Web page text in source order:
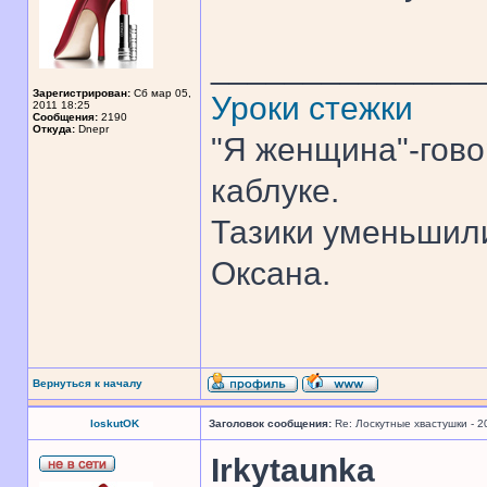
Зарегистрирован: Сб мар 05,
2011 18:25
Сообщения: 2190
Откуда: Dnepr
Уроки стежки
"Я женщина"-
каблуке.
Тазики
Оксана.
Вернуться к началу
loskutOK Заголовок сообщения: Re: Лоскутные хвастушки -
Irkytaunka